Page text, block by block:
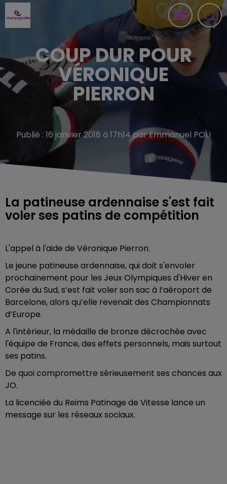
COUP DUR POUR
VÉRONIQUE
PIERRON
Publié : 16 janvier 2018 à 17h14 par Emmanuel POLI
La patineuse ardennaise s'est fait
voler ses patins de compétition
L'appel à l'aide de Véronique Pierron.
Le jeune patineuse ardennaise, qui doit s'envoler
prochainement pour les Jeux Olympiques d'Hiver en
Corée du Sud, s’est fait voler son sac à l’aéroport de
Barcelone, alors qu’elle revenait des Championnats
d’Europe.
A l'intérieur, la médaille de bronze décrochée avec
l'équipe de France, des effets personnels, mais surtout
ses patins.
De quoi compromettre sérieusement ses chances aux
JO.
La licenciée du Reims Patinage de Vitesse lance un
message sur les réseaux sociaux.